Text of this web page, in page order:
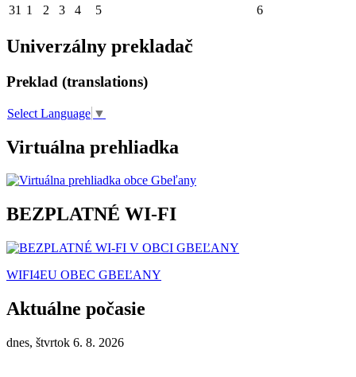
31 1 2 3 4 5 6
Univerzálny prekladač
Preklad (translations)
Select Language ▼
Virtuálna prehliadka
BEZPLATNÉ WI-FI
WIFI4EU OBEC GBEĽANY
Aktuálne počasie
dnes, štvrtok 6. 8. 2026